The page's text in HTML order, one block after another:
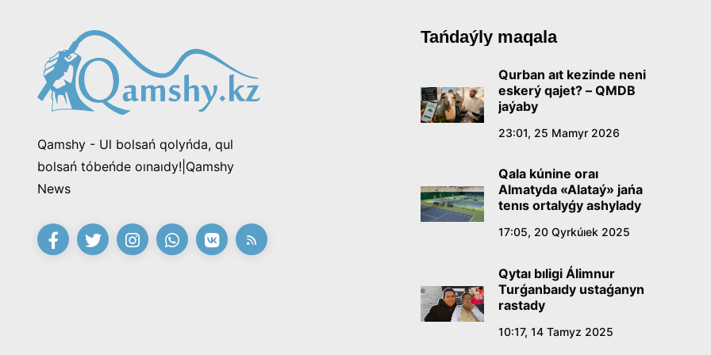
Qamshy - Ul bolsań qolyńda, qul
bolsań tóbeńde oınaıdy!|Qamshy
News
Tańdaýly maqala
Qurban aıt kezinde neni
eskerý qajet? – QMDB
jaýaby
23:01, 25 Mamyr 2026
Qala kúnine oraı
Almatyda «Alataý» jańa
tenıs ortalyǵy ashylady
17:05, 20 Qyrkúıek 2025
Qytaı bıligi Álimnur
Turǵanbaıdy ustaǵanyn
rastady
10:17, 14 Tamyz 2025